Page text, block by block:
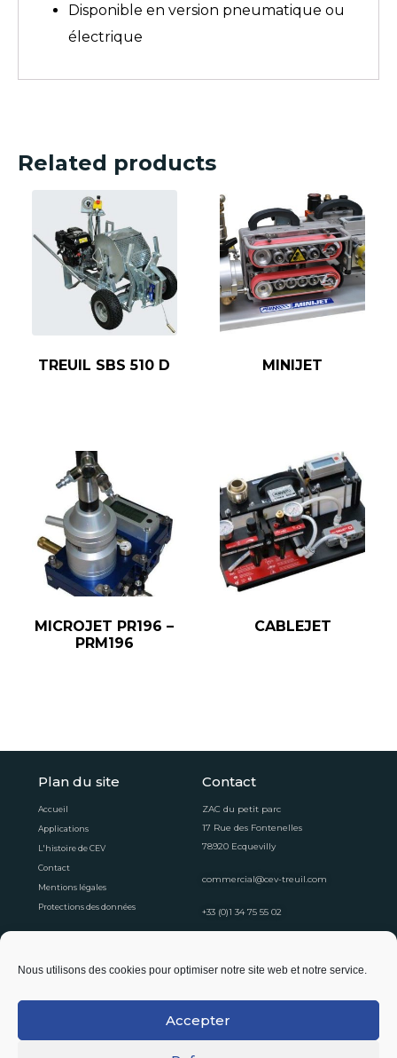
Nous utilisons des cookies pour optimiser notre site web et notre service.
Accepter
Disponible en version pneumatique ou
électrique
Related products
TREUIL SBS 510 D MINIJET
MICROJET PR196 –
PRM196
CABLEJET
Plan du site
Accueil
Applications
L'histoire de CEV
Contact
Mentions légales
Protections des données
Contact
ZAC du petit parc
17 Rue des Fontenelles
78920 Ecquevilly
commercial@cev-treuil.com
+33 (0)1 34 75 55 02
Horaires d'ouvertures